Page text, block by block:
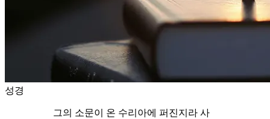
성경
그의 소문이 온 수리아에 퍼진지라 사